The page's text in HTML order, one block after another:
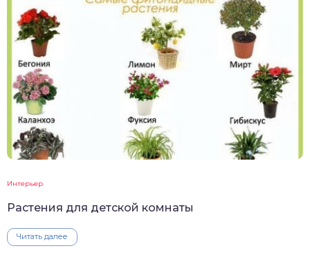
Интерьер
Растения для детской комнаты
Читать далее